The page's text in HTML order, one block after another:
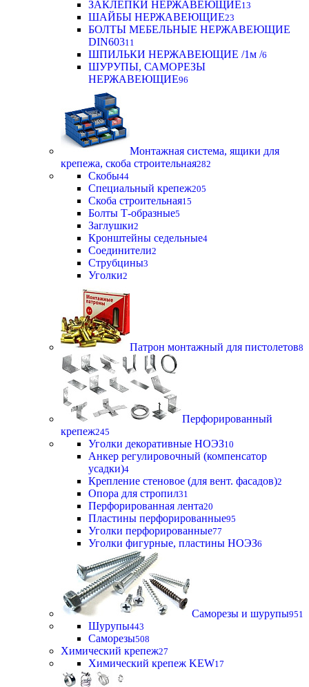
ЗАКЛЕПКИ НЕРЖАВЕЮЩИЕ13
ШАЙБЫ НЕРЖАВЕЮЩИЕ23
БОЛТЫ МЕБЕЛЬНЫЕ НЕРЖАВЕЮЩИЕ
DIN60311
ШПИЛЬКИ НЕРЖАВЕЮЩИЕ /1м /6
ШУРУПЫ, САМОРЕЗЫ
НЕРЖАВЕЮЩИЕ96
Монтажная система, ящики для
крепежа, скоба строительная282
Скобы44
Специальный крепеж205
Скоба строительная15
Болты Т-образные5
Заглушки2
Кронштейны седельные4
Соединители2
Струбцины3
Уголки2
Патрон монтажный для пистолетов8
Перфорированный
крепеж245
Уголки декоративные НОЭЗ10
Анкер регулировочный (компенсатор
усадки)4
Крепление стеновое (для вент. фасадов)2
Опора для стропил31
Перфорированная лента20
Пластины перфорированные95
Уголки перфорированные77
Уголки фигурные, пластины НОЭЗ6
Саморезы и шурупы951
Шурупы443
Саморезы508
Химический крепеж27
Химический крепеж KEW17